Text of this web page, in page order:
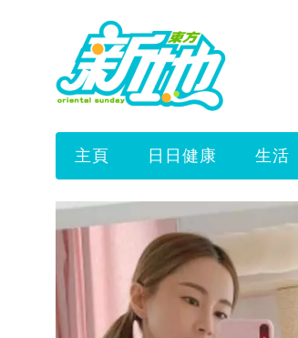
主頁 日日健康 生活